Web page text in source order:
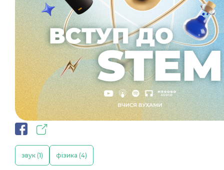
звук (1) фізика (4)